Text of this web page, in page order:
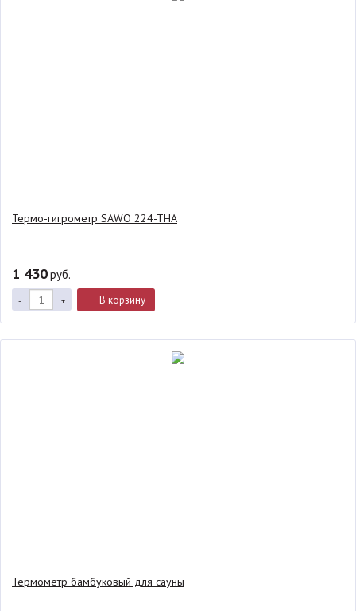
Термо-гигрометр SAWO 224-THA
1 430руб.
- + В корзину
Термометр бамбуковый для сауны